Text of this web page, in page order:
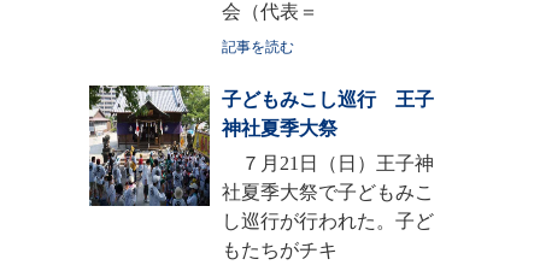
会（代表＝
記事を読む
子どもみこし巡行 王子
神社夏季大祭
７月21日（日）王子神
社夏季大祭で子どもみこ
し巡行が行われた。子ど
もたちがチキ